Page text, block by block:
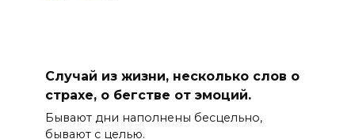
Случай из жизни, несколько слов о
страхе, о бегстве от эмоций.
Бывают дни наполнены бесцельно,
бывают с целью.